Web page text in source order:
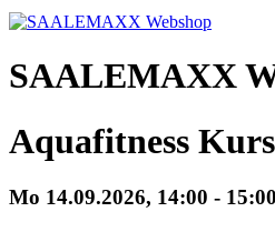
SAALEMAXX
Aquafitness
Mo 14.09.2026, 14:00 - 15:00